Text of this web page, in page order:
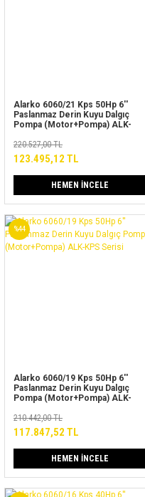
Alarko 6060/21 Kps 50Hp 6''
Paslanmaz Derin Kuyu Dalgıç
Pompa (Motor+Pompa) ALK-
220.527,00 TL
123.495,12 TL
HEMEN İNCELE
%44
Alarko 6060/19 Kps 50Hp 6''
Paslanmaz Derin Kuyu Dalgıç
Pompa (Motor+Pompa) ALK-
210.442,00 TL
117.847,52 TL
HEMEN İNCELE